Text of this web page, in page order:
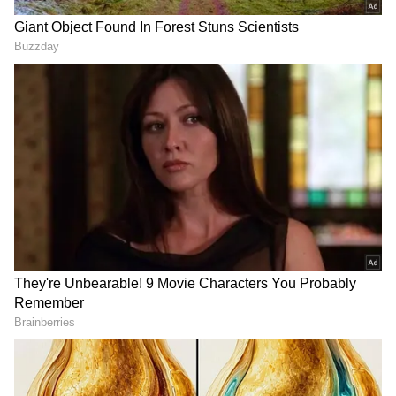
DOWNLOAD APP
ஸ்மார்ட்போன்கள்மற்றும் AI முதல்
சைபர் பாதுகாப்பு, அறிவியல்
முன்னேற்றங்கள் வரை — சமீபத்திய
தொழில்நுட்ப
(Technology News in Tamil)
அப்டேட்களை தொடர்ச்சியாக பெறுங்கள்.
டிஜிட்டல் டிரெண்ட்ஸ் குறித்து
நிபுணர்களின் கருத்துகள், விரிவான
தகவல்கள் மற்றும் பிரேக்கிங் நியூஸை
வழங்கும் ஒரே தளம் ஏஷ்யாநெட் தமிழ்
நியூஸ்.புதிய
புதிய ஸ்டார்ட்அப்புகள் வந்தவையா?
எதிர்காலத்தை மாற்றக்கூடிய எந்த டெக்
பாலிஸி வந்துள்ளது? இவை
அனைத்திற்கும் சிறு சிறு தகவல்கள்